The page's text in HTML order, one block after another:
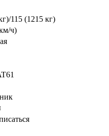
115 (1215 кг)
ч)